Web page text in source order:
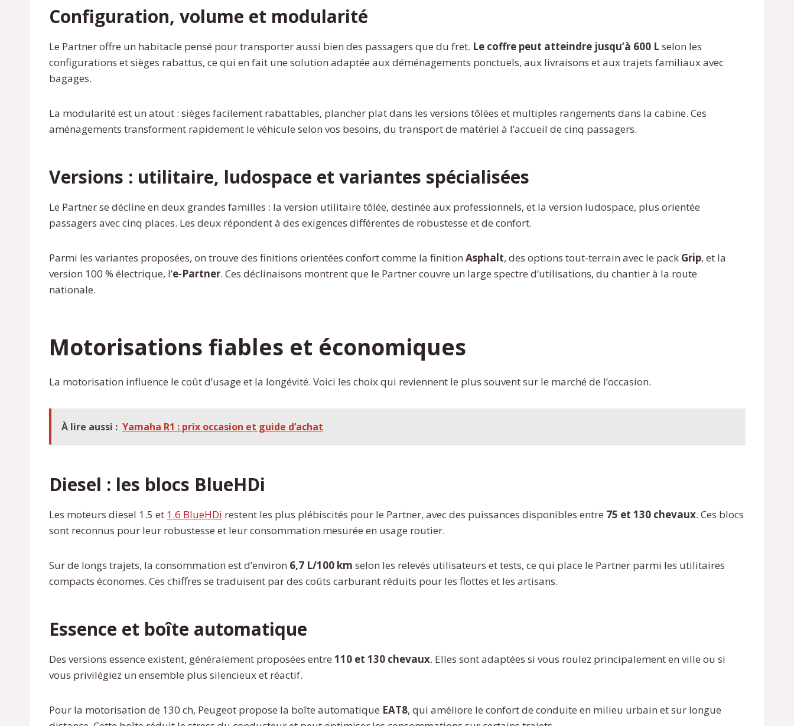
Configuration, volume et modularité
Le Partner offre un habitacle pensé pour transporter aussi bien des passagers que du fret. Le coffre peut atteindre jusqu’à 600 Lselon les
configurations et sièges rabattus, ce qui en fait une solution adaptée aux déménagements ponctuels, aux livraisons et aux trajets familiaux avec
bagages.
La modularité est un atout : sièges facilement rabattables, plancher plat dans les versions tôlées et multiples rangements dans la cabine. Ces
aménagements transforment rapidement le véhicule selon vos besoins, du transport de matériel à l’accueil de cinq passagers.
Versions : utilitaire, ludospace et variantes spécialisées
Le Partner se décline en deux grandes familles : la version utilitaire tôlée, destinée aux professionnels, et la version ludospace, plus orientée
passagers avec cinq places. Les deux répondent à des exigences différentes de robustesse et de confort.
Parmi les variantes proposées, on trouve des finitions orientées confort comme la finition Asphalt, des options tout-terrain avec le pack Grip, et la
version 100 % électrique, l’e-Partner. Ces déclinaisons montrent que le Partner couvre un large spectre d’utilisations, du chantier à la route
nationale.
Motorisations fiables et économiques
La motorisation influence le coût d’usage et la longévité. Voici les choix qui reviennent le plus souvent sur le marché de l’occasion.
À lire aussi : Yamaha R1 : prix occasion et guide d’achat
Diesel : les blocs BlueHDi
Les moteurs diesel 1.5 et 1.6 BlueHDi restent les plus plébiscités pour le Partner, avec des puissances disponibles entre 75 et 130 chevaux. Ces blocs
sont reconnus pour leur robustesse et leur consommation mesurée en usage routier.
Sur de longs trajets, la consommation est d’environ 6,7 L/100 km selon les relevés utilisateurs et tests, ce qui place le Partner parmi les utilitaires
compacts économes. Ces chiffres se traduisent par des coûts carburant réduits pour les flottes et les artisans.
Essence et boîte automatique
Des versions essence existent, généralement proposées entre 110 et 130 chevaux. Elles sont adaptées si vous roulez principalement en ville ou si
vous privilégiez un ensemble plus silencieux et réactif.
Pour la motorisation de 130 ch, Peugeot propose la boîte automatique EAT8, qui améliore le confort de conduite en milieu urbain et sur longue